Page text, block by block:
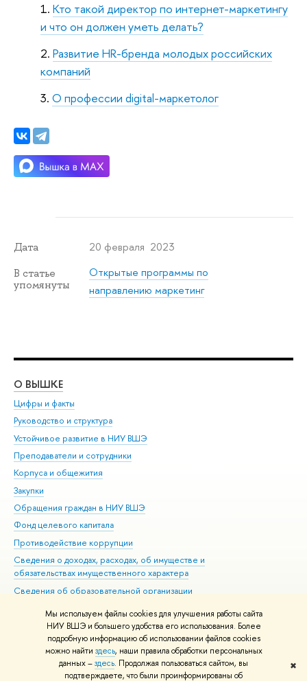
Мы используем файлы cookies для улучшения работы сайта
НИУ ВШЭ и большего удобства его использования. Более
подробную информацию об использовании файлов cookies
можно найти здесь, наши правила обработки персональных
данных –здесь. Продолжая пользоваться сайтом, вы
подтверждаете, что были проинформированы об
✖
Кто такой директор по интернет-маркетингу
и что он должен уметь делать?
Развитие HR-бренда молодых российских
компаний
О профессии digital-маркетолог
Дата 20 февраля 2023
В статье
упомянуты
Открытые программы по
направлению маркетинг
О ВЫШКЕ
Цифры и факты
Руководство и структура
Устойчивое развитие в НИУ ВШЭ
Преподаватели и сотрудники
Корпуса и общежития
Закупки
Обращения граждан в НИУ ВШЭ
Фонд целевого капитала
Противодействие коррупции
Сведения о доходах, расходах, об имуществе и
обязательствах имущественного характера
Сведения об образовательной организации
Людям с ограниченными возможностями здоровья
Единая платежная страница
Работа в Вышке